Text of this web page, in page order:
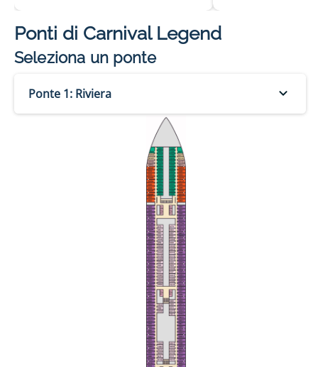
Ponti di Carnival Legend
Seleziona un ponte
Ponte 1: Riviera